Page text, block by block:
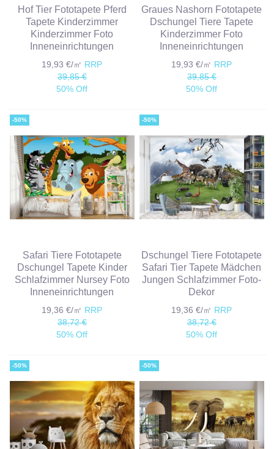
Hof Tier Fototapete Pferd
Tapete Kinderzimmer
Kinderzimmer Foto
Inneneinrichtungen
19,93 €/㎡ RRP
39,85 €
50% Off
Graues Nashorn Fototapete
Dschungel Tiere Tapete
Kinderzimmer Foto
Inneneinrichtungen
19,93 €/㎡ RRP
39,85 €
50% Off
-50%
Safari Tiere Fototapete
Dschungel Tapete Kinder
Schlafzimmer Nursey Foto
Inneneinrichtungen
19,36 €/㎡ RRP
38,72 €
50% Off
-50%
Dschungel Tiere Fototapete
Safari Tier Tapete Mädchen
Jungen Schlafzimmer Foto-
Dekor
19,36 €/㎡ RRP
38,72 €
50% Off
-50% -50%